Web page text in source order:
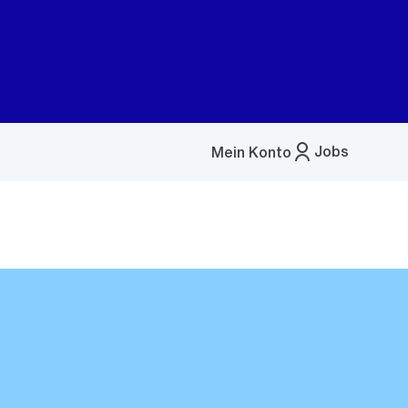
Jobs
Mein Konto
Menü